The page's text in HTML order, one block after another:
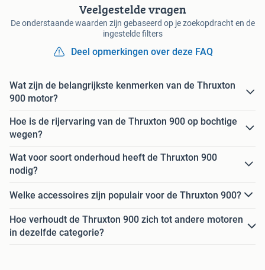
Veelgestelde vragen
De onderstaande waarden zijn gebaseerd op je zoekopdracht en de
ingestelde filters
Deel opmerkingen over deze FAQ
Wat zijn de belangrijkste kenmerken van de Thruxton
900 motor?
Hoe is de rijervaring van de Thruxton 900 op bochtige
wegen?
Wat voor soort onderhoud heeft de Thruxton 900
nodig?
Welke accessoires zijn populair voor de Thruxton 900?
Hoe verhoudt de Thruxton 900 zich tot andere motoren
in dezelfde categorie?